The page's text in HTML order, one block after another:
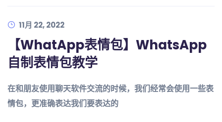
11月 22, 2022
【WhatApp表情包】WhatsApp
自制表情包教学
在和朋友使用聊天软件交流的时候，我们经常会使用一些表
情包，更准确表达我们要表达的